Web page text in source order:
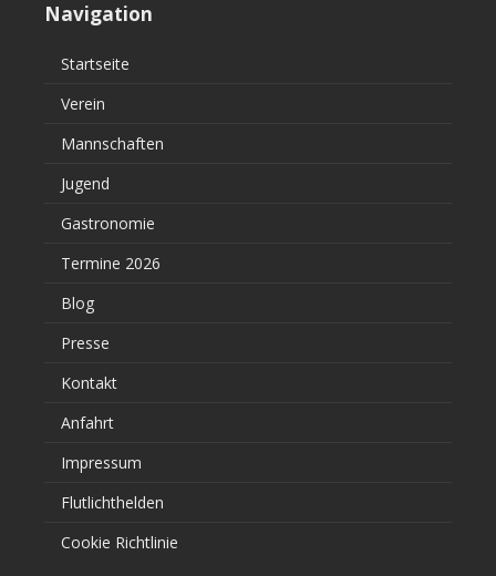
Navigation
Startseite
Verein
Mannschaften
Jugend
Gastronomie
Termine 2026
Blog
Presse
Kontakt
Anfahrt
Impressum
Flutlichthelden
Cookie Richtlinie